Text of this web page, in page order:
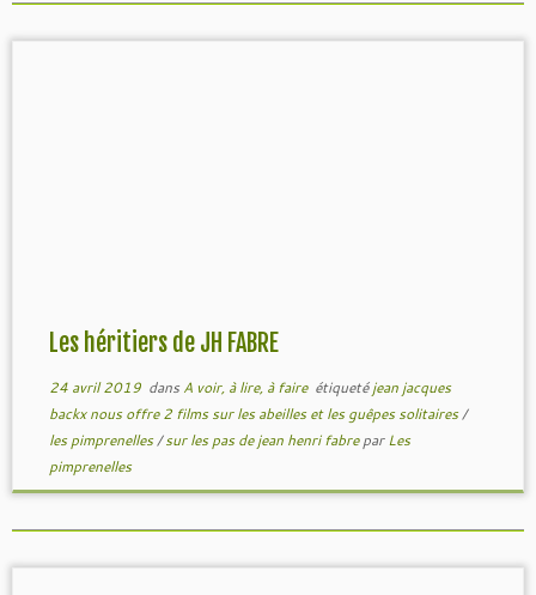
Les héritiers de JH FABRE
24 avril 2019dans A voir, à lire, à faire étiquetéjean jacques
backx nous offre 2 films sur les abeilles et les guêpes solitaires/
les pimprenelles/sur les pas de jean henri fabreparLes
pimprenelles